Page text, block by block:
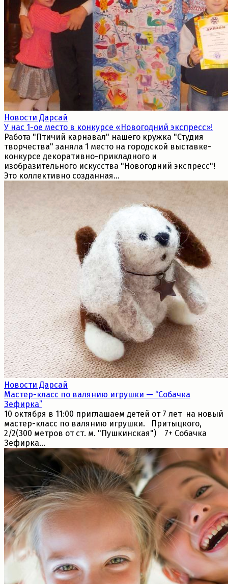
Новости Дарсай
У нас 1-ое место в конкурсе «Новогодний экспресс»!
Работа "Птичий карнавал" нашего кружка "Студия
творчества" заняла 1 место на городской выставке-
конкурсе декоративно-прикладного и
изобразительного искусства "Новогодний экспресс"!
Это коллективно созданная...
Новости Дарсай
Мастер-класс по валянию игрушки — “Собачка
Зефирка”
10 октября в 11:00 приглашаем детей от 7 лет на новый
мастер-класс по валянию игрушки.⠀Притыцкого,
2/2(300 метров от ст. м. "Пушкинская") ­ 7+ Собачка
Зефирка...